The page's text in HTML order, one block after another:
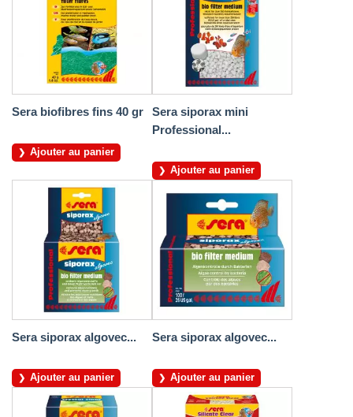
Sera biofibres fins 40 gr
Ajouter au panier
Sera siporax mini
Professional...
Ajouter au panier
Sera siporax algovec...
Ajouter au panier
Sera siporax algovec...
Ajouter au panier